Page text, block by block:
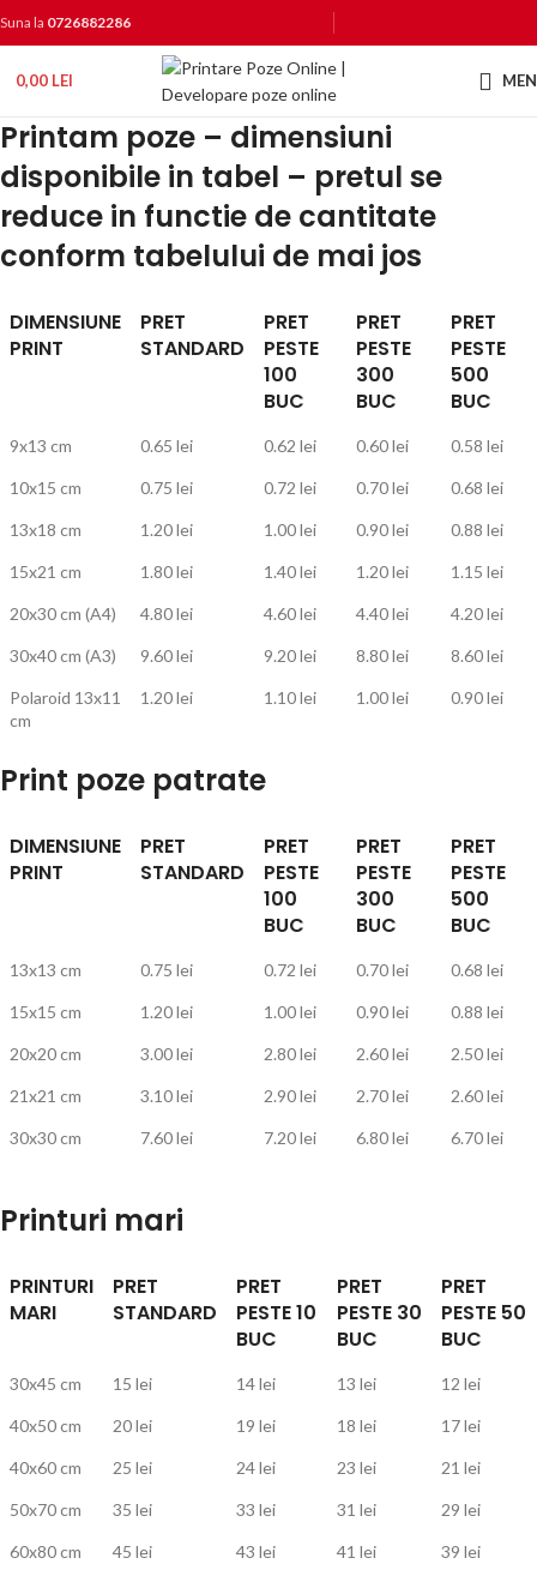
Suna la 0726882286
0,00 LEI
Printam poze – dimensiuni
disponibile in tabel – pretul se
reduce in functie de cantitate
conform tabelului de mai jos
DIMENSIUNE
PRINT
PRET
STANDARD
PRET
PESTE
100
BUC
PRET
PESTE
300
BUC
PRET
PESTE
500
BUC
9x13 cm 0.65 lei 0.62 lei 0.60 lei 0.58 lei
10x15 cm 0.75 lei 0.72 lei 0.70 lei 0.68 lei
13x18 cm 1.20 lei 1.00 lei 0.90 lei 0.88 lei
15x21 cm 1.80 lei 1.40 lei 1.20 lei 1.15 lei
20x30 cm (A4) 4.80 lei 4.60 lei 4.40 lei 4.20 lei
30x40 cm (A3) 9.60 lei 9.20 lei 8.80 lei 8.60 lei
Polaroid 13x11
cm
1.20 lei 1.10 lei 1.00 lei 0.90 lei
Print poze patrate
DIMENSIUNE
PRINT
PRET
STANDARD
PRET
PESTE
100
BUC
PRET
PESTE
300
BUC
PRET
PESTE
500
BUC
13x13 cm 0.75 lei 0.72 lei 0.70 lei 0.68 lei
15x15 cm 1.20 lei 1.00 lei 0.90 lei 0.88 lei
20x20 cm 3.00 lei 2.80 lei 2.60 lei 2.50 lei
21x21 cm 3.10 lei 2.90 lei 2.70 lei 2.60 lei
30x30 cm 7.60 lei 7.20 lei 6.80 lei 6.70 lei
Printuri mari
PRINTURI
MARI
PRET
STANDARD
PRET
PESTE 10
BUC
PRET
PESTE 30
BUC
PRET
PESTE 50
BUC
30x45 cm 15 lei 14 lei 13 lei 12 lei
40x50 cm 20 lei 19 lei 18 lei 17 lei
40x60 cm 25 lei 24 lei 23 lei 21 lei
50x70 cm 35 lei 33 lei 31 lei 29 lei
60x80 cm 45 lei 43 lei 41 lei 39 lei